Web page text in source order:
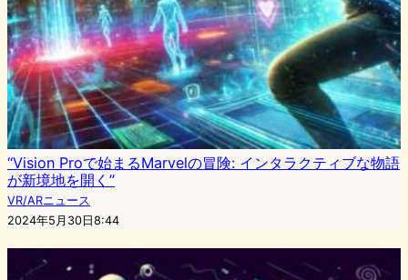
“Vision Proで始まるMarvelの冒険: インタラクティブな物語
が新境地を開く”
VR/ARニュース
2024年5月30日8:44